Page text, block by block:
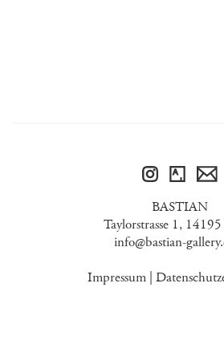
BASTIAN
Taylorstrasse 1,
info@bastian-
Impressum|